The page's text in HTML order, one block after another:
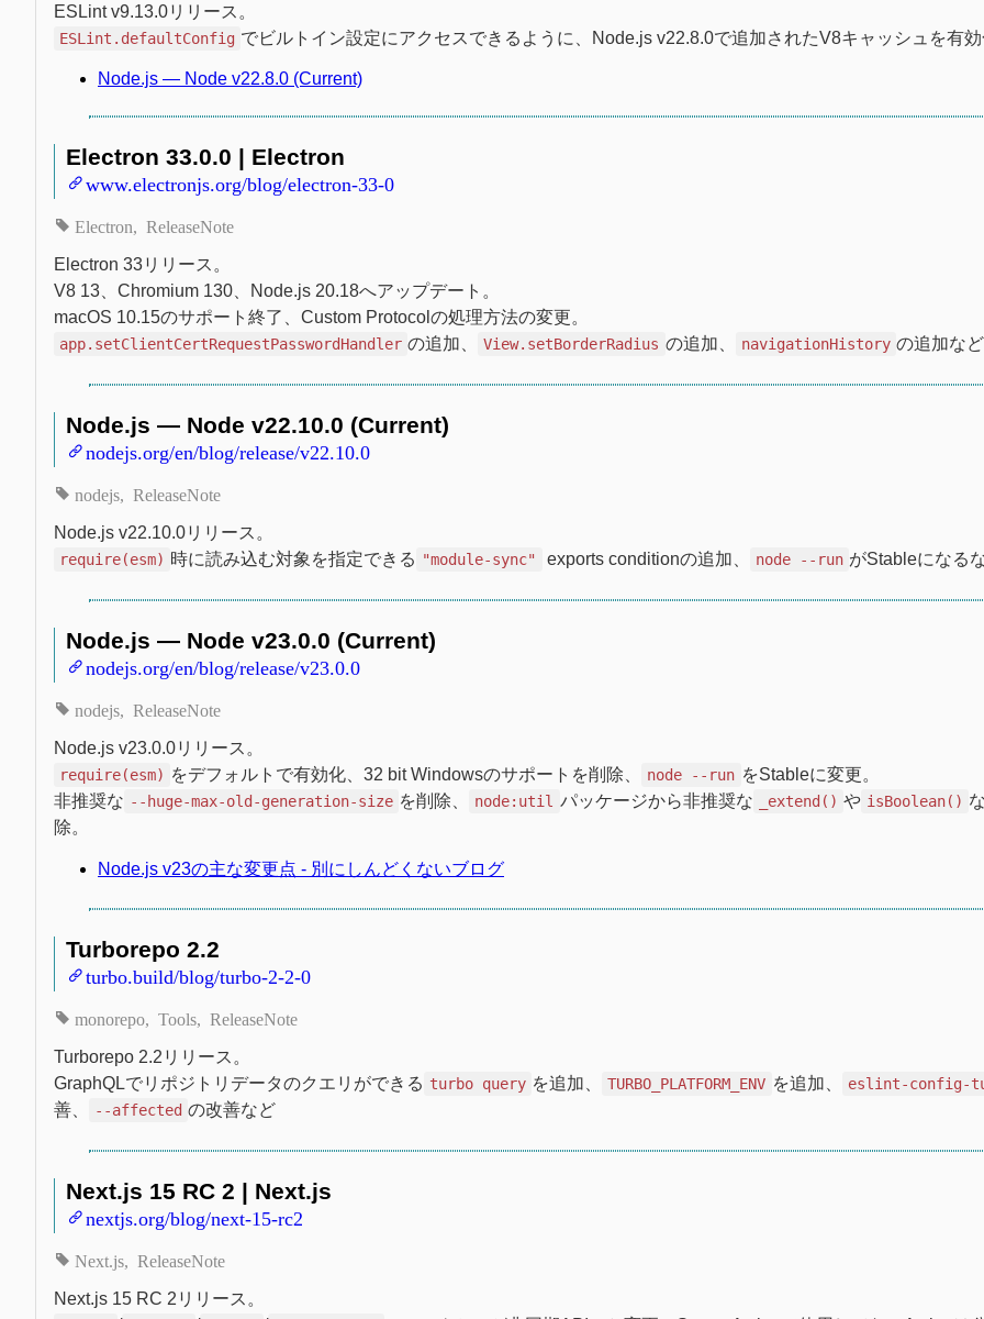
ESLint v9.13.0リリース。
ESLint.defaultConfig でビルトイン設定にアクセスできるように、Node.js v22.8.0で追加されたV8キャッシュを有
Node.js — Node v22.8.0 (Current)
Electron 33.0.0 | Electron
www.electronjs.org/blog/electron-33-0
Electron ReleaseNote
Electron 33リリース。
V8 13、Chromium 130、Node.js 20.18へアップデート。
macOS 10.15のサポート終了、Custom Protocolの処理方法の変更。
app.setClientCertRequestPasswordHandler の追加、 View.setBorderRadius の追加、 navigationHistory の追加など
Node.js — Node v22.10.0 (Current)
nodejs.org/en/blog/release/v22.10.0
nodejs ReleaseNote
Node.js v22.10.0リリース。
require(esm) 時に読み込む対象を指定できる "module-sync" exports conditionの追加、 node --run がStableになる
Node.js — Node v23.0.0 (Current)
nodejs.org/en/blog/release/v23.0.0
nodejs ReleaseNote
Node.js v23.0.0リリース。
require(esm) をデフォルトで有効化、32 bit Windowsのサポートを削除、 node --run をStableに変更。
非推奨な --huge-max-old-generation-size を削除、 node:util パッケージから非推奨な _extend() や isBoolean()
除。
Node.js v23の主な変更点 - 別にしんどくないブログ
Turborepo 2.2
turbo.build/blog/turbo-2-2-0
monorepo Tools ReleaseNote
Turborepo 2.2リリース。
GraphQLでリポジトリデータのクエリができる turbo query を追加、 TURBO_PLATFORM_ENV を追加、 eslint-config-
善、 --affected の改善など
Next.js 15 RC 2 | Next.js
nextjs.org/blog/next-15-rc2
Next.js ReleaseNote
Next.js 15 RC 2リリース。